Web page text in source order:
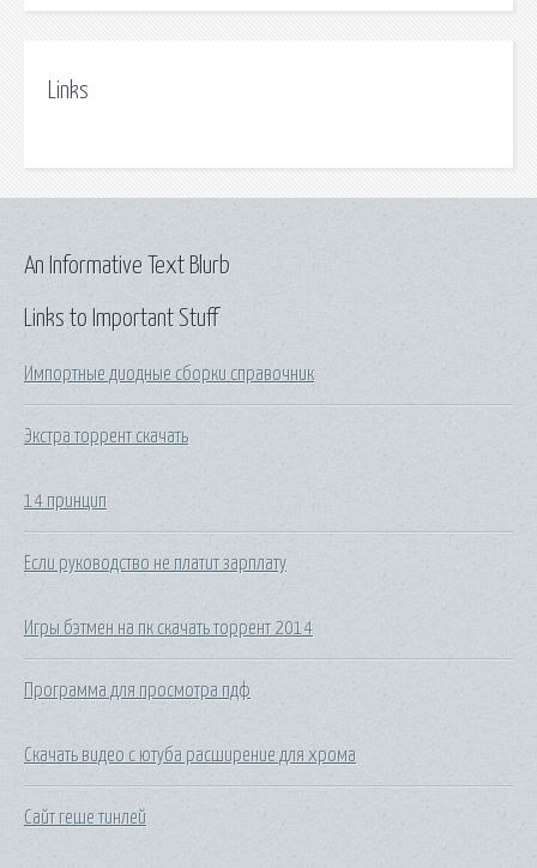
Links
Links to Important Stuff
Импортные диодные сборки справочник
Экстра торрент скачать
14 принцип
Если руководство не платит зарплату
Игры бэтмен на пк скачать торрент 2014
Программа для просмотра пдф
Скачать видео с ютуба расширение для хрома
Сайт геше тинлей
An Informative Text Blurb